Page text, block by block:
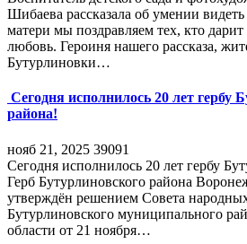
Шибаева рассказала об умении
матери мы поздравляем тех, кто
любовь. Героиня нашего рассказа,
Бутурлиновки…
Сегодня исполнилось 20 лет гербу
района!
нояб 21, 2025 39091
Сегодня исполнилось 20 лет гербу
Герб Бутурлиновского района
утверждён решением Совета
Бутурлиновского муниципального
области от 21 ноября…